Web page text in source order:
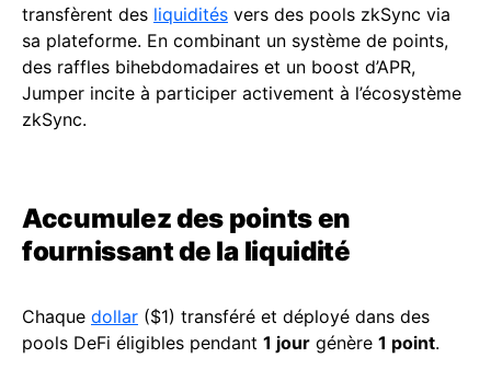
transfèrent des liquidités vers des pools zkSync via
sa plateforme. En combinant un système de points,
des raffles bihebdomadaires et un boost d’APR,
Jumper incite à participer activement à l’écosystème
zkSync.
Accumulez des points en
fournissant de la liquidité
Chaque dollar ($1) transféré et déployé dans des
pools DeFi éligibles pendant 1 jour génère 1 point.